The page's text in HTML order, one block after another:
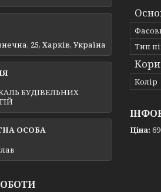
Тип
Колір
Ціна:
25, Харків, Україна
БУДІВЕЛЬНИХ